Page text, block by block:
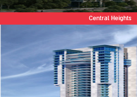
Central Heights